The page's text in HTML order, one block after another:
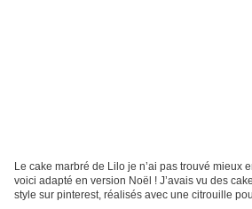
Le cake marbré de Lilo je n’ai pas trouvé mieux
voici adapté en version Noël ! J’avais vu des
style sur pinterest, réalisés avec une citrouille